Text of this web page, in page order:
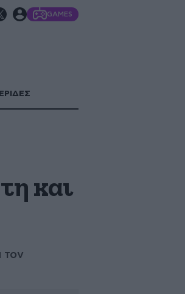
GAMES
και
τον